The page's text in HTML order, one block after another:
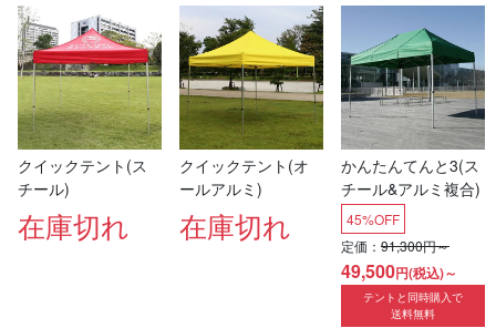
クイックテント(ス
チール)
在庫切れ
クイックテント(オ
ールアルミ)
在庫切れ
かんたんてんと3(ス
チール&アルミ複合)
45%OFF
定価： 91,300円～
49,500円(税込)～
テントと同時購入で
送料無料